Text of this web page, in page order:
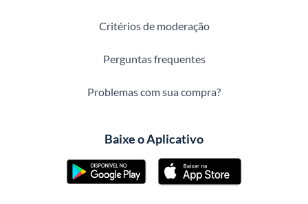
Critérios de moderação
Perguntas frequentes
Problemas com sua compra?
Baixe o Aplicativo